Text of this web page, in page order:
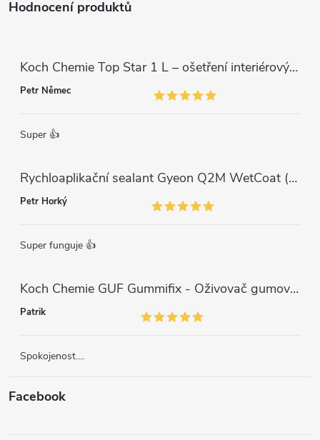
Hodnocení produktů
Koch Chemie Top Star 1 L – ošetření interiérových plastů, ochrana a matný vzhled
Petr Němec
Super 👍
Rychloaplikační sealant Gyeon Q2M WetCoat (1 L)
Petr Horký
Super funguje 👍
Koch Chemie GUF Gummifix - Oživovač gumových koberců (1000ml)
Patrik
Spokojenost....
Facebook